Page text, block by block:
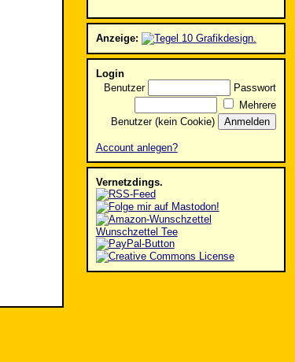
Anzeige:
Login
Benutzer
Passwort
Mehrere
Benutzer (kein Cookie)
Account anlegen?
Vernetzdings.
Wunschzettel Tee